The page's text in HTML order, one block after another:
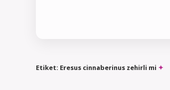
Etiket: Eresus cinnaberinus zehirli mi